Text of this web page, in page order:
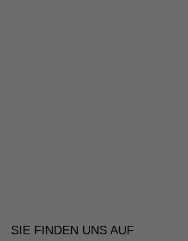
SIE FINDEN UNS AUF